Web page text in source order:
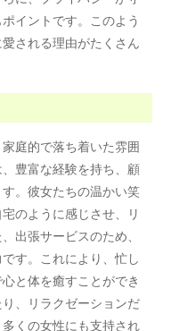
イントです。このよう
される理由がたくさん
庭的で落ち着いた雰囲
豊富な経験を持ち、顧
。彼女たちの温かい笑
のように感じさせ、リ
出張サービスのため、
す。これにより、忙し
と体を癒すことができ
、リラクゼーションだ
くの女性にも支持され